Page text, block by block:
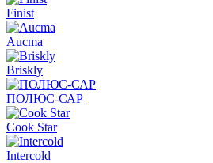
Finist
Aucma
Briskly
ПОЛЮС-САР
Cook Star
Intercold